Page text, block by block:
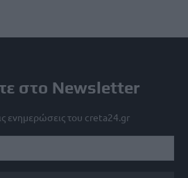
στο Newsletter
ενημερώσεις του creta24.gr